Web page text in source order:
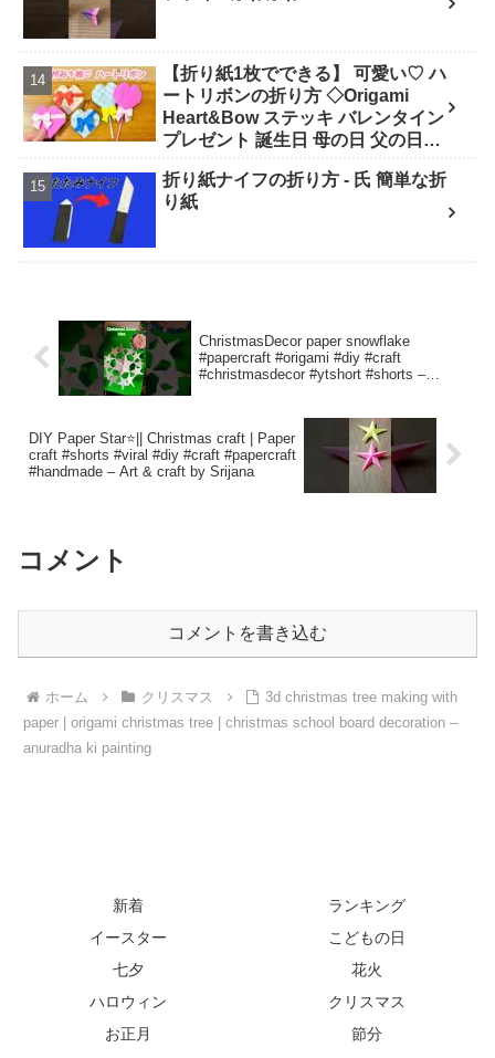
【折り紙1枚でできる】 可愛い♡ ハ
ートリボンの折り方 ◇Origami
Heart&Bow ステッキ バレンタイン
プレゼント 誕生日 母の日 父の日
Origami-plaza
折り紙ナイフの折り方 - 氏 簡単な折
り紙
ChristmasDecor paper snowflake
#papercraft #origami #diy #craft
#christmasdecor #ytshort #shorts –
DIY Paper Star⭐|| Christmas craft | Paper
craft #shorts #viral #diy #craft #papercraft
#handmade – Art & craft by Srijana
コメント
コメントを書き込む
ホーム クリスマス
3d christmas tree making with
paper | origami christmas tree | christmas school board decoration –
anuradha ki painting
新着
ランキング
イースター
こどもの日
七夕
花火
ハロウィン
クリスマス
お正月
節分